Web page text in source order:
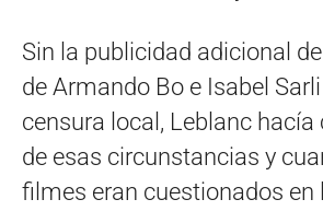
Sin la publicidad adicional
de Armando Bo e Isabel
censura local, Leblanc
de esas circunstancias y
filmes eran cuestionados en